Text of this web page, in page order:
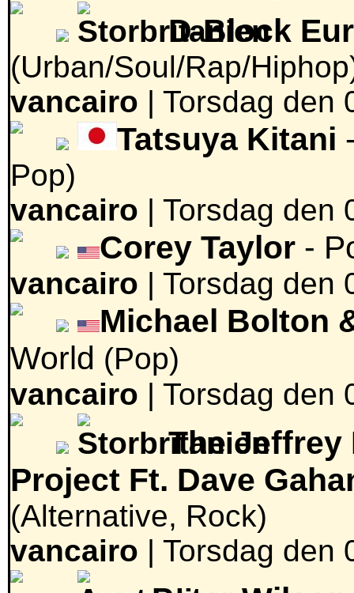
D-Block
(Urban/Soul/Rap/
vancairo | Torsdag den
Tatsuya Kitani
Pop)
vancairo | Torsdag den
Corey Taylor -
vancairo | Torsdag den
Michael Bolton
World (Pop)
vancairo | Torsdag den
The Jeffrey
Project Ft. Dave
(Alternative, Rock)
vancairo | Torsdag den